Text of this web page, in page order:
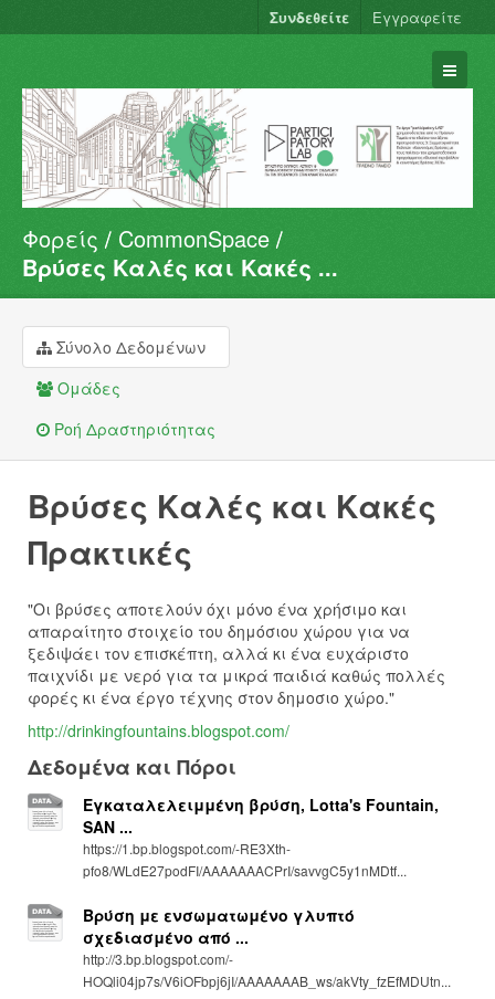
Συνδεθείτε Εγγραφείτε
Σύνολα Δεδομένων
Φορείς
Σχετικά
Φορείς
CommonSpace
Βρύσες Καλές και Κακές ...
Σύνολο Δεδομένων
Ομάδες
Ροή Δραστηριότητας
Βρύσες Καλές και Κακές
Πρακτικές
"Οι βρύσες αποτελούν όχι μόνο ένα χρήσιμο και
απαραίτητο στοιχείο του δημόσιου χώρου για να
ξεδιψάει τον επισκέπτη, αλλά κι ένα ευχάριστο
παιχνίδι με νερό για τα μικρά παιδιά καθώς πολλές
φορές κι ένα έργο τέχνης στον δημοσιο χώρο."
http://drinkingfountains.blogspot.com/
Δεδομένα και Πόροι
Εγκαταλελειμμένη βρύση, Lotta's Fountain,
SAN ...
https://1.bp.blogspot.com/-RE3Xth-
pfo8/WLdE27podFI/AAAAAAACPrI/savvgC5y1nMDtf...
Βρύση με ενσωματωμένο γλυπτό
σχεδιασμένο από ...
http://3.bp.blogspot.com/-
HOQli04jp7s/V6iOFbpj6jI/AAAAAAAB_ws/akVty_fzEfMDUtn...